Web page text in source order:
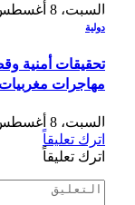
السبت، 8 أغسطس 2026
دولية
تحقيقات أمنية
مهاجرات
السبت، 8 أغسطس 2026
اترك تعليقاً
اترك تعليقاً